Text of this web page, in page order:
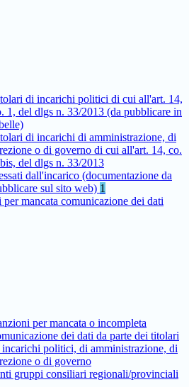
di incarichi politici di cui all'art. 14,
1, del dlgs n. 33/2013 (da pubblicare in
di incarichi di amministrazione, di
o di governo di cui all'art. 14, co.
del dlgs n. 33/2013
dall'incarico (documentazione da
sul sito web) 1
per mancata comunicazione dei dati
per mancata o incompleta
dei dati da parte dei titolari
politici, di amministrazione, di
o di governo
gruppi consiliari regionali/provinciali